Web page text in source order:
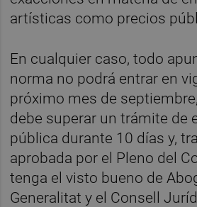
artísticas como precios
En cualquier caso, todo
norma no podrá entrar en
próximo mes de
debe superar un trámite de
pública durante 10 días y,
aprobada por el Pleno del
tenga el visto bueno de
Generalitat y el Consell